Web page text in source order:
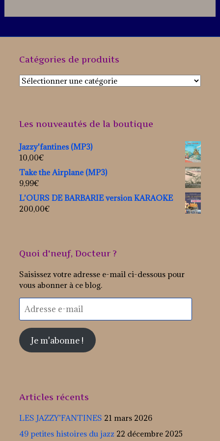
Catégories de produits
Les nouveautés de la boutique
Jazzy'fantines (MP3)
10,00€
Take the Airplane (MP3)
9,99€
L'OURS DE BARBARIE version KARAOKE
200,00€
Quoi d'neuf, Docteur ?
Saisissez votre adresse e-mail ci-dessous pour
vous abonner à ce blog.
e-
Je m'abonne !
Articles récents
LES JAZZY’FANTINES 21 mars 2026
49 petites histoires du jazz 22 décembre 2025